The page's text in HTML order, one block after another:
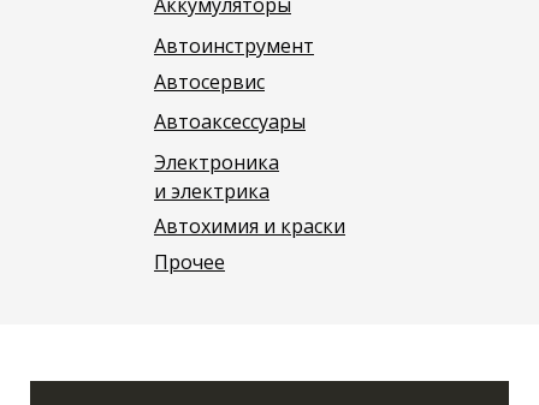
Прочее
Автохимия и краски
Электроника
и электрика
Автоаксессуары
Автосервис
Автоинструмент